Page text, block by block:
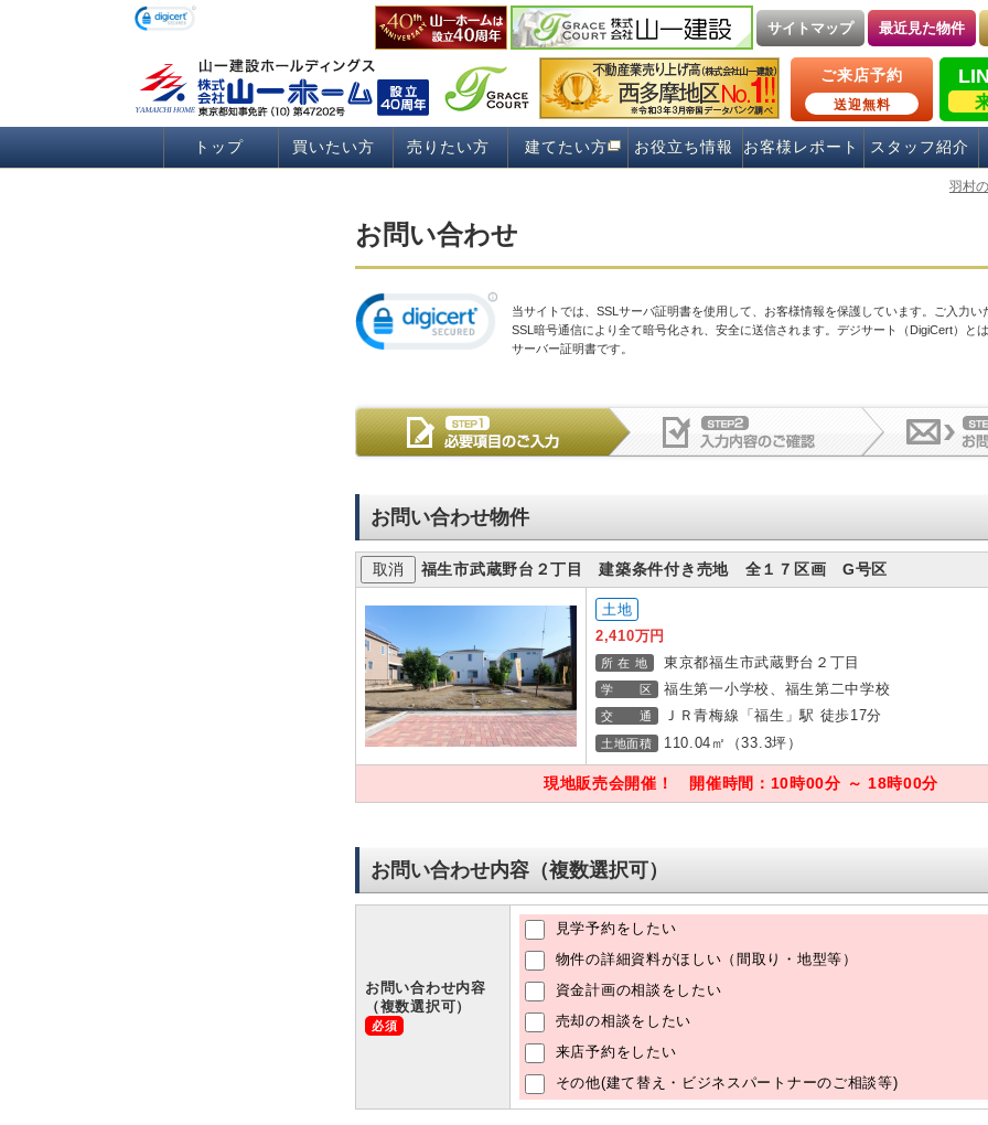
サイトマップ 最近見た物件
ご来店予約
送迎無料
トップ 買いたい方 売りたい方 建てたい方 お役立ち情報 お客様レポート スタッフ紹介
羽村
お問い合わせ
当サイトでは、SSLサーバ証明書を使用して、お客様情報を保護しています。ご入力い
SSL暗号通信により全て暗号化され、安全に送信されます。デジサート（DigiCert）と
サーバー証明書です。
お問い合わせ物件
福生市武蔵野台２丁目 建築条件付き売地 全１７区画 G号区
土地
2,410万円
所 在 地 東京都福生市武蔵野台２丁目
学 区 福生第一小学校、福生第二中学校
交 通 ＪＲ青梅線「福生」駅 徒歩17分
土地面積 110.04㎡（33.3坪）
現地販売会開催！ 開催時間：10時00分 ～ 18時00分
お問い合わせ内容（複数選択可）
お問い合わせ内容
（複数選択可）
見学予約をしたい
物件の詳細資料がほしい（間取り・地型等）
資金計画の相談をしたい
売却の相談をしたい
来店予約をしたい
その他(建て替え・ビジネスパートナーのご相談等)